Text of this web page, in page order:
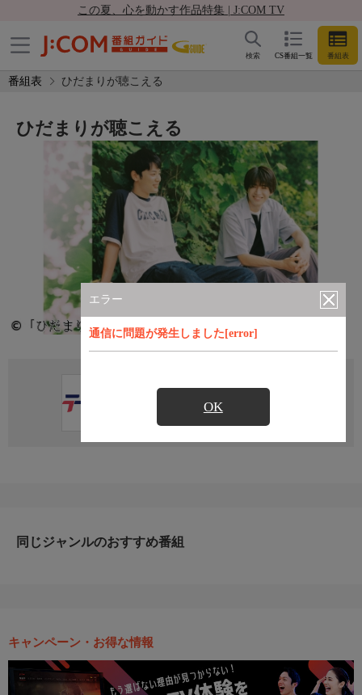
この夏、心を動かす作品特集 | J:COM TV
CS番組一覧 番組表
検索
番組表 ひだまりが聴こえる
エラー
通信に問題が発生しました[error]
OK
ひだまりが聴こえる
直近の放送予定はありません
同じジャンルのおすすめ番組
キャンペーン・お得な情報